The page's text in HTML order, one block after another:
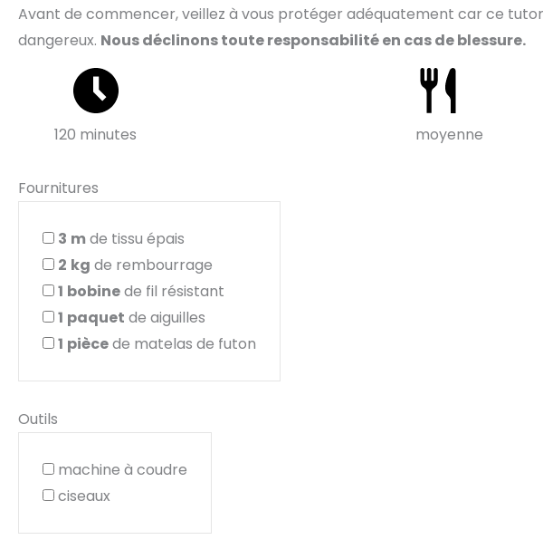
Avant de commencer, veillez à vous protéger adéquatement car ce
dangereux. Nous déclinons toute responsabilité en cas de blessure.
120 minutes moyenne
Fournitures
3 mde tissu épais
2 kg de rembourrage
1 bobinede fil résistant
1 paquet de aiguilles
1 piècede matelas de futon
Outils
machine à coudre
ciseaux